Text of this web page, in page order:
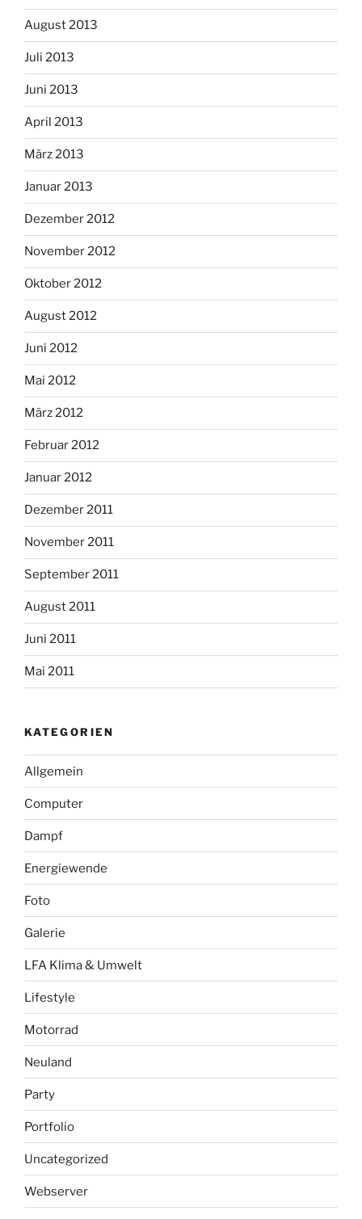
August 2013
Juli 2013
Juni 2013
April 2013
März 2013
Januar 2013
Dezember 2012
November 2012
Oktober 2012
August 2012
Juni 2012
Mai 2012
März 2012
Februar 2012
Januar 2012
Dezember 2011
November 2011
September 2011
August 2011
Juni 2011
Mai 2011
KATEGORIEN
Allgemein
Computer
Dampf
Energiewende
Foto
Galerie
LFA Klima & Umwelt
Lifestyle
Motorrad
Neuland
Party
Portfolio
Uncategorized
Webserver